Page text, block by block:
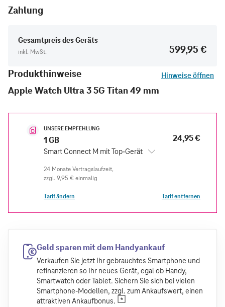
Zahlung
Gesamtpreis des Geräts
inkl. MwSt.
599,95 €
Produkthinweise
Hinweise öffnen
Apple Watch Ultra 3 5G Titan 49 mm
UNSERE EMPFEHLUNG
1 GB
Smart Connect M mit Top-Gerät
24,95 €
zzgl. 9,95 € einmalig
Tarif ändern Tarif entfernen
Geld sparen mit dem Handyankauf
Verkaufen Sie jetzt Ihr gebrauchtes Smartphone und
refinanzieren so Ihr neues Gerät, egal ob Handy,
Smartwatch oder Tablet. Sichern Sie sich bei vielen
Smartphone-Modellen, zzgl. zum Ankaufswert, einen
attraktiven Ankaufbonus.